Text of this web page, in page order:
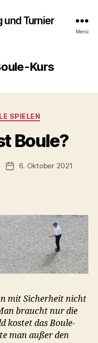
und Turnier
Menü
Kurs
SPIELEN
Boule?
Veröffentlichungsdatum
6. Oktober 2021
mit Sicherheit nicht
braucht nur die
kostet das Boule-
man außer den